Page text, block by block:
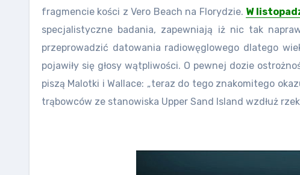
fragmencie kości z Vero Beach na Florydzie. W
specjalistyczne badania, zapewniają iż nic tak
przeprowadzić datowania radiowęglowego dlatego
pojawiły się głosy wątpliwości. O pewnej dozie
piszą Malotki i Wallace: „teraz do tego znakomitego
trąbowców ze stanowiska Upper Sand Island wzdłuż